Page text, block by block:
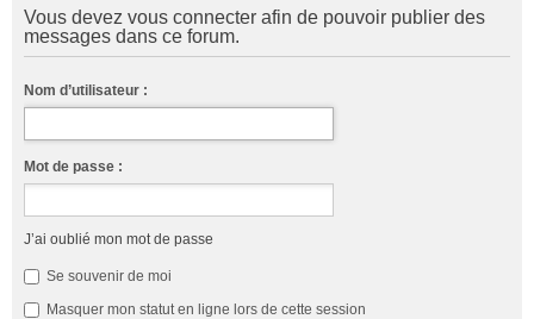
Vous devez vous connecter afin de pouvoir publier des
messages dans ce forum.
Nom d’utilisateur :
Mot de passe :
J’ai oublié mon mot de passe
Se souvenir de moi
Masquer mon statut en ligne lors de cette session